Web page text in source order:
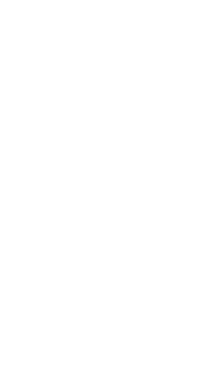
est
Ce qui
le
après la
dans le